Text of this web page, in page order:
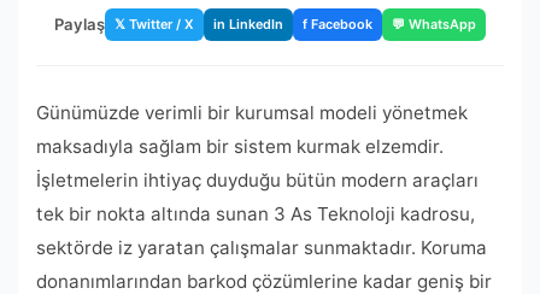
Paylaş 𝕏 Twitter / X in LinkedIn f Facebook 💬 WhatsApp
Günümüzde verimli bir kurumsal modeli yönetmek
maksadıyla sağlam bir sistem kurmak elzemdir.
İşletmelerin ihtiyaç duyduğu bütün modern araçları
tek bir nokta altında sunan 3 As Teknoloji kadrosu,
sektörde iz yaratan çalışmalar sunmaktadır. Koruma
donanımlarından barkod çözümlerine kadar geniş bir